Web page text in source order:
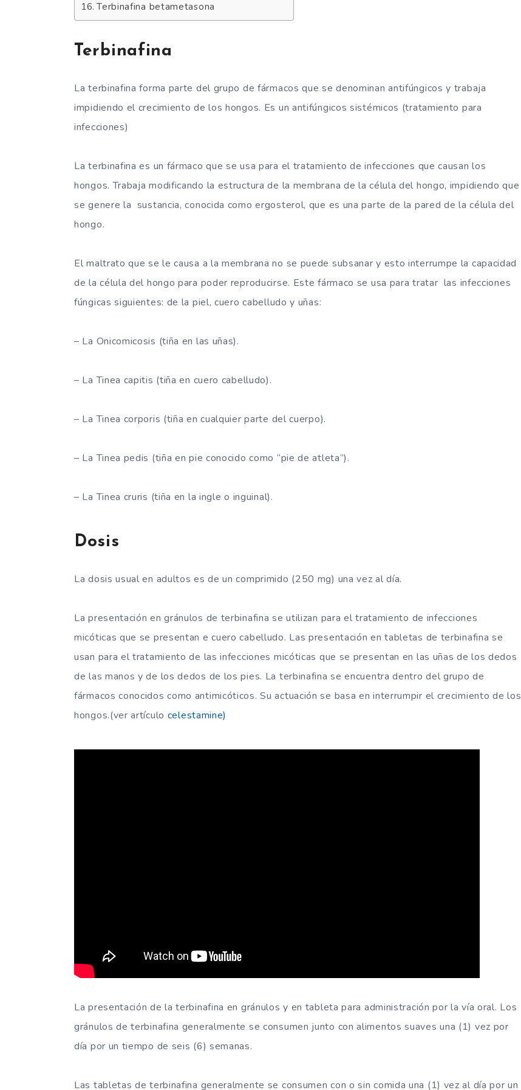
Terbinafina betametasona
Terbinafina
La terbinafina forma parte del grupo de fármacos que se denominan antifúngicos y trabaja
impidiendo el crecimiento de los hongos. Es un antifúngicos sistémicos (tratamiento para
infecciones)
La terbinafina es un fármaco que se usa para el tratamiento de infecciones que causan los
hongos. Trabaja modificando la estructura de la membrana de la célula del hongo, impidiendo que
se genere la sustancia, conocida como ergosterol, que es una parte de la pared de la célula del
hongo.
El maltrato que se le causa a la membrana no se puede subsanar y esto interrumpe la capacidad
de la célula del hongo para poder reproducirse. Este fármaco se usa para tratar las infecciones
fúngicas siguientes: de la piel, cuero cabelludo y uñas:
– La Onicomicosis (tiña en las uñas).
– La Tinea capitis (tiña en cuero cabelludo).
– La Tinea corporis (tiña en cualquier parte del cuerpo).
– La Tinea pedis (tiña en pie conocido como “pie de atleta”).
– La Tinea cruris (tiña en la ingle o inguinal).
Dosis
La dosis usual en adultos es de un comprimido (250 mg) una vez al día.
La presentación en gránulos de terbinafina se utilizan para el tratamiento de infecciones
micóticas que se presentan e cuero cabelludo. Las presentación en tabletas de terbinafina se
usan para el tratamiento de las infecciones micóticas que se presentan en las uñas de los dedos
de las manos y de los dedos de los pies. La terbinafina se encuentra dentro del grupo de
fármacos conocidos como antimicóticos. Su actuación se basa en interrumpir el crecimiento de los
hongos.(ver artículo celestamine)
La presentación de la terbinafina en gránulos y en tableta para administración por la vía oral. Los
gránulos de terbinafina generalmente se consumen junto con alimentos suaves una (1) vez por
día por un tiempo de seis (6) semanas.
Las tabletas de terbinafina generalmente se consumen con o sin comida una (1) vez al día por un